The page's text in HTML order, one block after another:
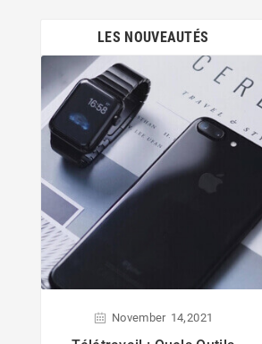
LES NOUVEAUTÉS
November 14,2021